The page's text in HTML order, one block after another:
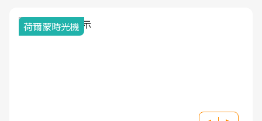
荷爾蒙時光機